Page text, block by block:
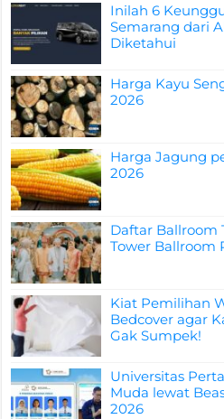
Inilah 6
Semarang dari
Diketahui
Harga Kayu
2026
Harga Jagung
2026
Daftar Ballroom
Tower Ballroom
Kiat Pemilihan
Bedcover agar
Gak Sumpek!
Universitas
Muda lewat
2026